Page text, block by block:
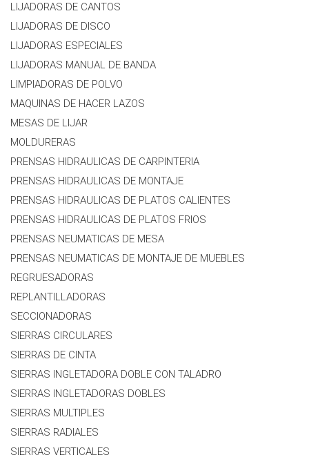
LIJADORAS DE CANTOS
LIJADORAS DE DISCO
LIJADORAS ESPECIALES
LIJADORAS MANUAL DE BANDA
LIMPIADORAS DE POLVO
MAQUINAS DE HACER LAZOS
MESAS DE LIJAR
MOLDURERAS
PRENSAS HIDRAULICAS DE CARPINTERIA
PRENSAS HIDRAULICAS DE MONTAJE
PRENSAS HIDRAULICAS DE PLATOS CALIENTES
PRENSAS HIDRAULICAS DE PLATOS FRIOS
PRENSAS NEUMATICAS DE MESA
PRENSAS NEUMATICAS DE MONTAJE DE MUEBLES
REGRUESADORAS
REPLANTILLADORAS
SECCIONADORAS
SIERRAS CIRCULARES
SIERRAS DE CINTA
SIERRAS INGLETADORA DOBLE CON TALADRO
SIERRAS INGLETADORAS DOBLES
SIERRAS MULTIPLES
SIERRAS RADIALES
SIERRAS VERTICALES